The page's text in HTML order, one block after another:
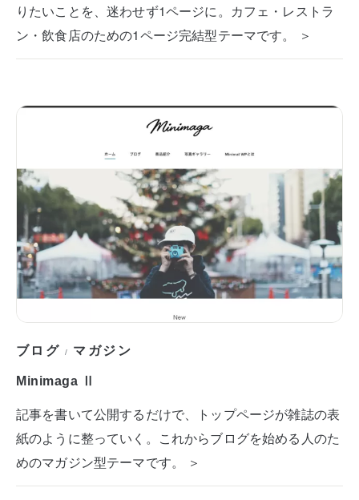
りたいことを、迷わせず1ページに。カフェ・レストラ
ン・飲食店のための1ページ完結型テーマです。 ＞
ブログ / マガジン
Minimaga Ⅱ
記事を書いて公開するだけで、トップページが雑誌の表
紙のように整っていく。これからブログを始める人のた
めのマガジン型テーマです。 ＞